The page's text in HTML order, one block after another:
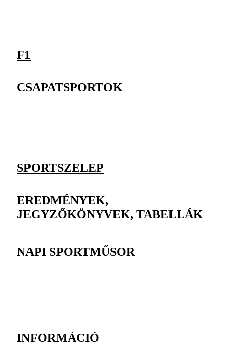
F1
CSAPATSPORTOK
SPORTSZELEP
EREDMÉNYEK,
JEGYZŐKÖNYVEK, TABELLÁK
NAPI SPORTMŰSOR
INFORMÁCIÓ